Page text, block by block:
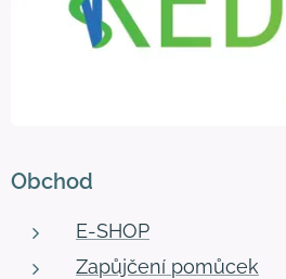
Obchod
E-SHOP
Zapůjčení pomůcek